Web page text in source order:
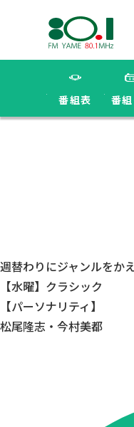
番組表 番
週替わりにジャンルをか
【水曜】クラシック
【パーソナリティ】
松尾隆志・今村美都